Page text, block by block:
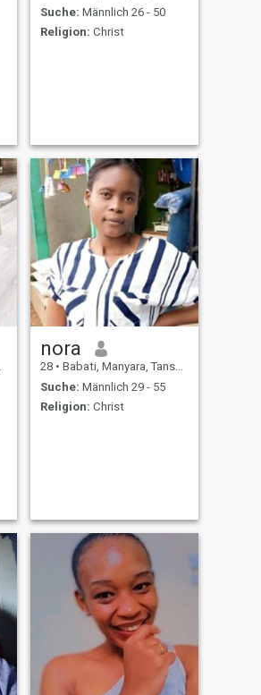
Suche: Männlich 26 - 50
Religion: Christ
nora
28 • Babati, Manyara, Tansania
Suche: Männlich 29 - 55
Religion: Christ